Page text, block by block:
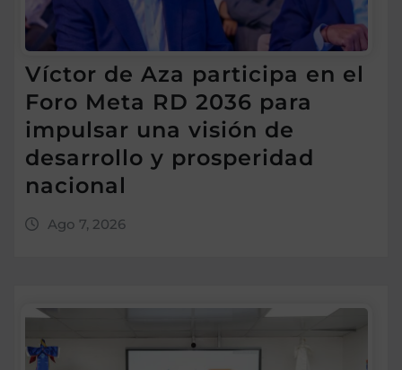
Víctor de Aza participa en el
Foro Meta RD 2036 para
impulsar una visión de
desarrollo y prosperidad
nacional
Ago 7, 2026